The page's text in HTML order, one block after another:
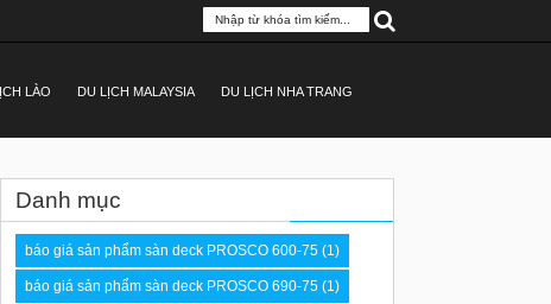
LÀO DU LỊCH MALAYSIA DU LỊCH NHA TRANG
Danh mục
báo giá sản phẩm sàn deck PROSCO 600-75 (1)
báo giá sản phẩm sàn deck PROSCO 690-75 (1)